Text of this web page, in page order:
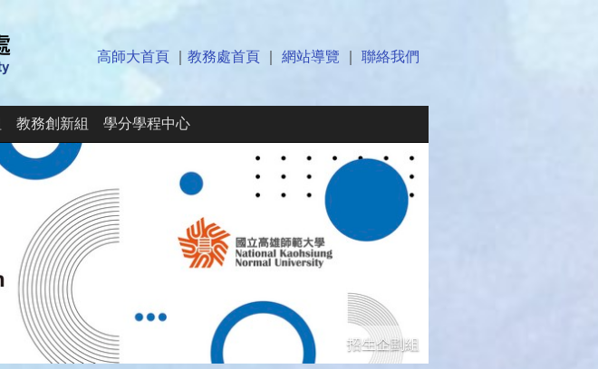
高師大首頁 教務處首頁 網站導覽 聯絡我們
教務創新組 學分學程中心
招生企劃組